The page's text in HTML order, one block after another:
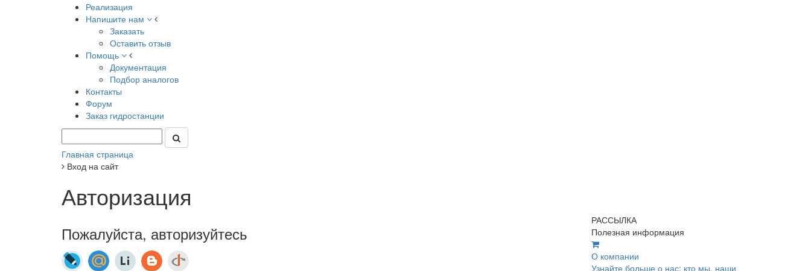
Реализация
Напишите нам
Заказать
Оставить отзыв
Помощь
Документация
Подбор аналогов
Контакты
Форум
Заказ гидростанции
Главная страница
Вход на сайт
Авторизация
Пожалуйста, авторизуйтесь
РАССЫЛКА
Полезная информация
О компании
Узнайте больше о нас: кто мы, наши